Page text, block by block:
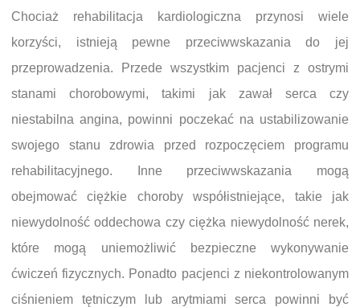
Chociaż rehabilitacja kardiologiczna przynosi wiele
korzyści, istnieją pewne przeciwwskazania do jej
przeprowadzenia. Przede wszystkim pacjenci z ostrymi
stanami chorobowymi, takimi jak zawał serca czy
niestabilna angina, powinni poczekać na ustabilizowanie
swojego stanu zdrowia przed rozpoczęciem programu
rehabilitacyjnego. Inne przeciwwskazania mogą
obejmować ciężkie choroby współistniejące, takie jak
niewydolność oddechowa czy ciężka niewydolność nerek,
które mogą uniemożliwić bezpieczne wykonywanie
ćwiczeń fizycznych. Ponadto pacjenci z niekontrolowanym
ciśnieniem tętniczym lub arytmiami serca powinni być